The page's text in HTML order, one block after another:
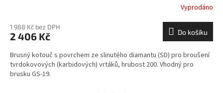
Vyprodáno
1 988 Kč bez DPH
2 406 Kč Do košíku
Brusný kotouč s povrchem ze slinutého diamantu (SD) pro broušení
tvrdokovových (karbidových) vrtáků, hrubost 200. Vhodný pro
brusku GS-19.